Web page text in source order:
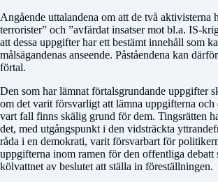
Angående uttalandena om att de två aktivisterna
terrorister” och ”avfärdat insatser mot bl.a. IS-
att dessa uppgifter har ett bestämt innehåll som
målsägandenas anseende. Påståendena kan
förtal.
Den som har lämnat förtalsgrundande uppgifter
om det varit försvarligt att lämna uppgifterna och
vart fall finns skälig grund för dem. Tingsrätten
det, med utgångspunkt i den vidsträckta
råda i en demokrati, varit försvarbart för
uppgifterna inom ramen för den offentliga debatt
kölvattnet av beslutet att ställa in föreställningen.